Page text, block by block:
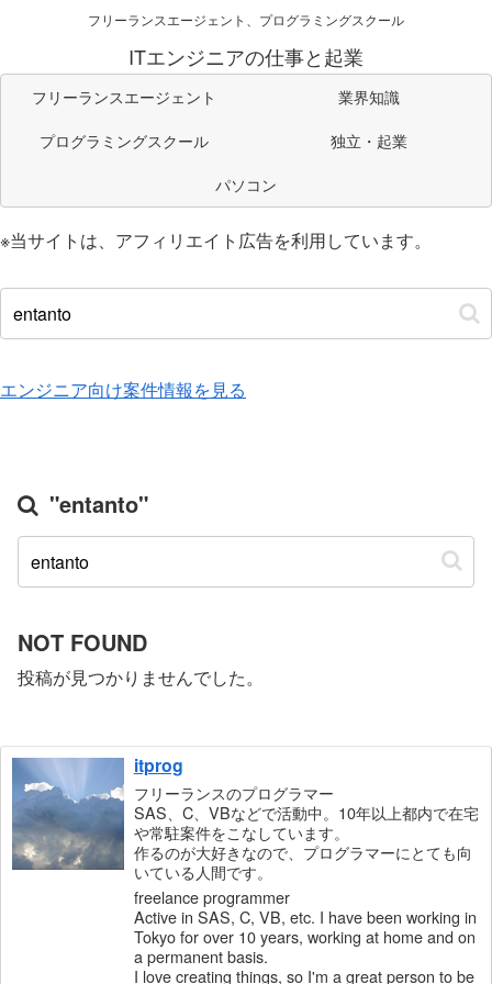
フリーランスエージェント、プログラミングスクール
ITエンジニアの仕事と起業
フリーランスエージェント
業界知識
プログラミングスクール
独立・起業
パソコン
※当サイトは、アフィリエイト広告を利用しています。
エンジニア向け案件情報を見る
"entanto"
NOT FOUND
投稿が見つかりませんでした。
itprog
フリーランスのプログラマー
SAS、C、VBなどで活動中。10年以上都内で在宅
や常駐案件をこなしています。
作るのが大好きなので、プログラマーにとても向
いている人間です。
freelance programmer
Active in SAS, C, VB, etc. I have been working in
Tokyo for over 10 years, working at home and on
a permanent basis.
I love creating things, so I'm a great person to be